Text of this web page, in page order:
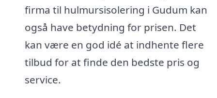
firma til hulmursisolering i Gudum kan
også have betydning for prisen. Det
kan være en god idé at indhente flere
tilbud for at finde den bedste pris og
service.